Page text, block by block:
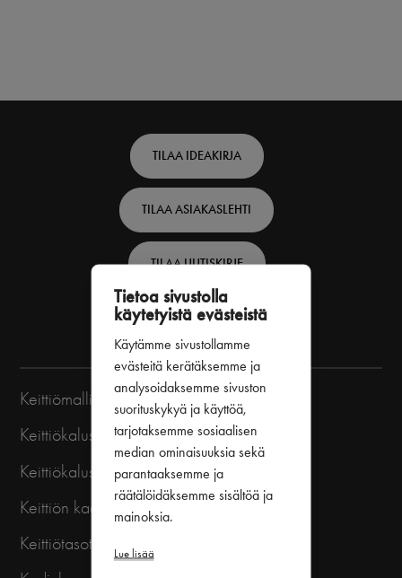
Tietoa sivustolla
käytetyistä evästeistä
Käytämme sivustollamme
evästeitä kerätäksemme ja
analysoidaksemme sivuston
suorituskykyä ja käyttöä,
tarjotaksemme sosiaalisen
median ominaisuuksia sekä
parantaaksemme ja
räätälöidäksemme sisältöä ja
mainoksia.
Lue lisää
Finnish
TILAA IDEAKIRJA
TILAA ASIAKASLEHTI
TILAA UUTISKIRJE
VARAA SUUNNITTELUAIKA
Keittiömallistot
Keittiökalusteet
Keittiökalusteiden hinta
Keittiön kaapin ovet
Keittiötasot